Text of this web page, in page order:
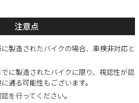
注意点
製造されたバイクの場合、車検非対応と
に製造されたバイクに限り、視認性が認
通る可能性もございます。
を行ってください。